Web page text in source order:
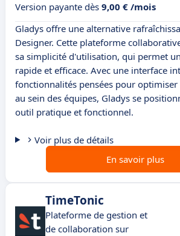
Version payante dès 9,00 € /mois
Gladys offre une alternative
Designer. Cette plateforme
sa simplicité d'utilisation, qui permet
rapide et efficace. Avec une interface
fonctionnalités pensées pour
au sein des équipes, Gladys se
outil pratique et fonctionnel.
Voir plus de détails
En savoir plus
TimeTonic
Plateforme de gestion et
de collaboration sur